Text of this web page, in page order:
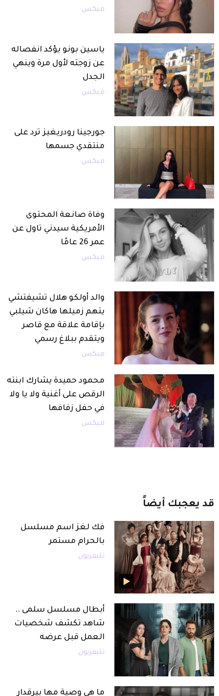
ميكس
ياسين بونو يؤكد انفصاله
عن زوجته لأول مرة وينهي
الجدل
ميكس
جورجينا رودريغيز ترد على
منتقدي جسمها
ميكس
وفاة صانعة المحتوى
الأمريكية سيدني تاول عن
عمر 26 عامًا
ميكس
والد أولكو هلال تشيفتشي
يتهم زميلها هاكان شيلبي
بإقامة علاقة مع قاصر
ويتقدم ببلاغ رسمي
ميكس
محمود حميدة يشارك ابنته
الرقص على أغنية ولا يا ولا
في حفل زفافها
ميكس
قد يعجبك أيضاً
فك لغز اسم مسلسل
بالحرام مستمر
تليفزيون
أبطال مسلسل سلمى ..
شاهد تكشف شخصيات
العمل قبل عرضه
تليفزيون
ما هي وصية مها بيرقدار